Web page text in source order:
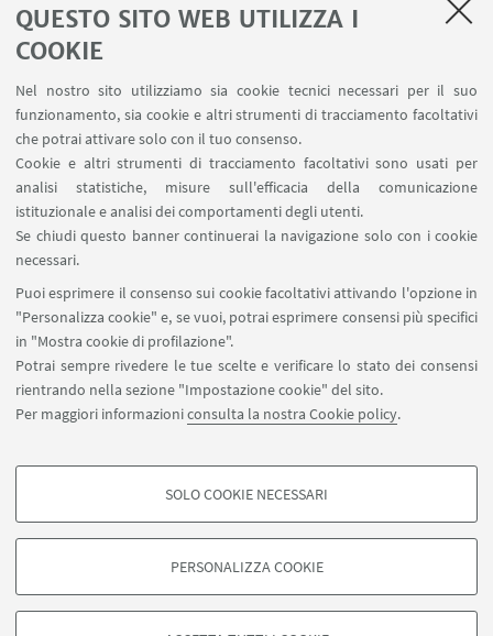
QUESTO SITO WEB UTILIZZA I
COOKIE
Nel nostro sito utilizziamo sia cookie tecnici necessari per il suo
funzionamento, sia cookie e altri strumenti di tracciamento facoltativi
che potrai attivare solo con il tuo consenso.
Cookie e altri strumenti di tracciamento facoltativi sono usati per
analisi statistiche, misure sull'efficacia della comunicazione
istituzionale e analisi dei comportamenti degli utenti.
Se chiudi questo banner continuerai la navigazione solo con i cookie
necessari.
Puoi esprimere il consenso sui cookie facoltativi attivando l'opzione in
"Personalizza cookie" e, se vuoi, potrai esprimere consensi più specifici
in "Mostra cookie di profilazione".
Potrai sempre rivedere le tue scelte e verificare lo stato dei consensi
rientrando nella sezione "Impostazione cookie" del sito.
Per maggiori informazioniconsulta la nostra Cookie policy.
COOKIE DI PROFILAZIONE - FACOLTATIVI
degli utenti, creare profili in base al loro comportamento sul sito, per analisi
di marketing.
SOLO COOKIE NECESSARI
PERSONALIZZA COOKIE
dall’Associazione Culturale NipPop e dal
Dipartimento di Lingue, Letterature e Culture
Moderne, in collaborazione con il Quartiere Santo
Stefano, il Teatro del Baraccano e Asia Institute.
IN EVIDENZA
Programma - NipPop 2022
Potete consultare il programma completo del
festival al seguente link
Seguici su: